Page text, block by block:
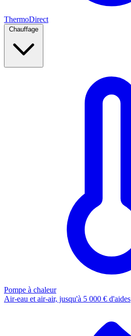
ThermoDirect
Pompe à chaleur
Air-eau et air-air, jusqu'à 5 000 € d'aides